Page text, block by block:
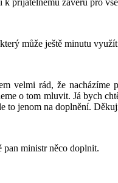
může ještě minutu
velmi rád, že
o tom mluvit. Já bych
to jenom na doplnění.
pan ministr něco doplnit.